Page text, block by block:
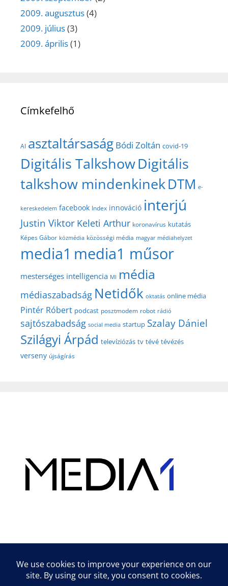
2009. augusztus(4)
2009. július(3)
2009. április(1)
Címkefelhő
AI asztaltársaság Bódi Zoltán covid-19
Digitális TalkshowDigitális
talkshow mindenkinekDTM e-
kereskedelem facebook Index innováció interjú
Justin Viktor Keleti Arthur koronavírus kutatás
Képes Gábor közmédia közösségi média magyar médiahelyzet
media1 media1 műsor
mesterséges intelligencia MI média
médiaszabadság Netidők oktatás online média
Pintér Róbert podcast posztmodem robot rádió
sajtószabadság social media startup Szalay Dániel
Szilágyi Árpád televíziózás tv tévé tévézés
verseny újságírás